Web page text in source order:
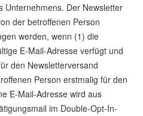
Unternehmens. Der Newsletter
der betroffenen Person
werden, wenn (1) die
E-Mail-Adresse verfügt und
den Newsletterversand
Person erstmalig für den
E-Mail-Adresse wird aus
im Double-Opt-In-